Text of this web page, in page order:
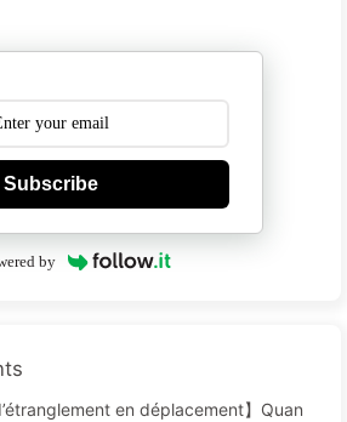
Subscribe
by
en déplacement】Quan